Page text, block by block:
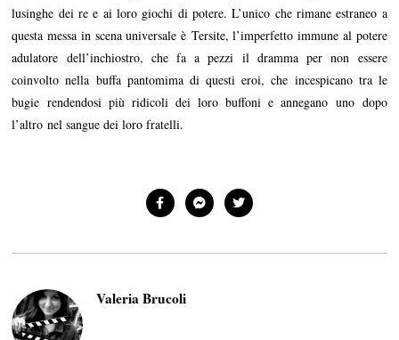
lusinghe dei re e ai loro giochi di potere. L’unico che rimane estraneo a
questa messa in scena universale è Tersite, l’imperfetto immune al potere
adulatore dell’inchiostro, che fa a pezzi il dramma per non essere
coinvolto nella buffa pantomima di questi eroi, che incespicano tra le
bugie rendendosi più ridicoli dei loro buffoni e annegano uno dopo
l’altro nel sangue dei loro fratelli.
Valeria Brucoli